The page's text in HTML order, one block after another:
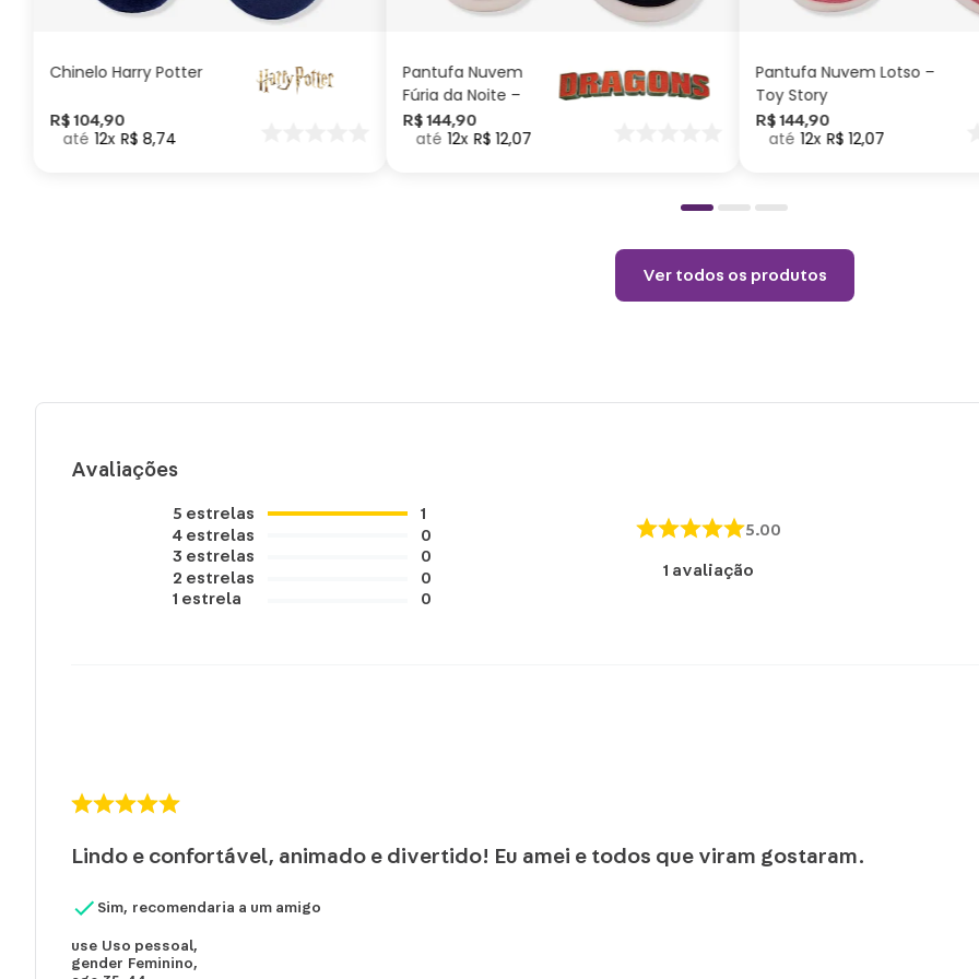
Chinelo Harry Potter
R$ 104,90
12 R$ 8,74
CARRINHO
Pantufa Nuvem
Fúria da Noite –
Como Treinar
seu Dragão
R$ 144,90
12 R$ 12,07
Pantufa Nuvem Lotso –
Toy Story
R$ 144,90
12 R$ 12,07
Ver todos os produtos
Avaliações
5 estrelas
4 estrelas
3 estrelas
2 estrelas
1 estrela
1
0
0
0
0
5.00
1 avaliação
Lindo e confortável, animado e divertido! Eu amei e todos que viram gostaram.
Sim, recomendaria a um amigo
use Uso pessoal,
gender Feminino,